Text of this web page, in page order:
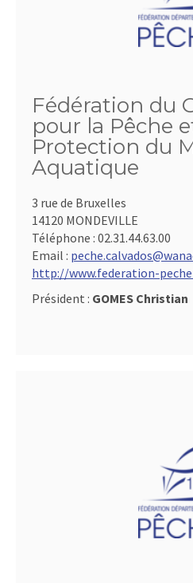
Fédération du
pour la Pêche
Protection du
Aquatique
3 rue de Bruxelles
14120 MONDEVILLE
Téléphone : 02.31.44.63.00
Email :
http://www.federation-
Président : GOMES Christian